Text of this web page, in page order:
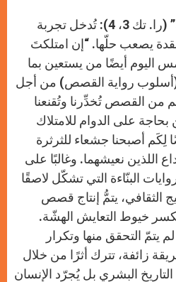
“إن أكلتَ تصبح كالله” (را. تك 3، 4): تُدخل تجربة
يصعب حلّها. “إن امتلكتَ
اليوم أيضًا من يستعين بما
رواية القصص) من أجل
من القصص تُخدِّرنا وتُقنعنا
على الدوام للامتلاك
لِكَم أصبحنا جشعاء للثرثرة
اللذين نعيشهما. وغالبًا على
البنّاءة التي تشكّل لاصقًا
الثقافي، يتمُّ إنتاج قصص
خيوط التعايش الهشّة.
التحقق منها وتكرار
زائفة، تترك أثرًا من خلال
البشري بل يُجرّد الإنسان